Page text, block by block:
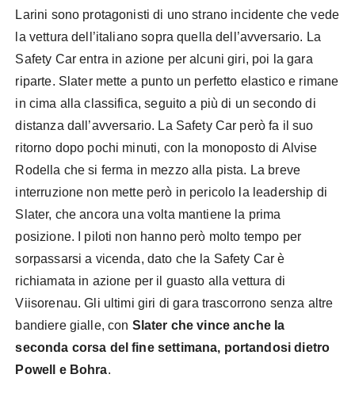
Larini sono protagonisti di uno strano incidente che vede
la vettura dell’italiano sopra quella dell’avversario. La
Safety Car entra in azione per alcuni giri, poi la gara
riparte. Slater mette a punto un perfetto elastico e rimane
in cima alla classifica, seguito a più di un secondo di
distanza dall’avversario. La Safety Car però fa il suo
ritorno dopo pochi minuti, con la monoposto di Alvise
Rodella che si ferma in mezzo alla pista. La breve
interruzione non mette però in pericolo la leadership di
Slater, che ancora una volta mantiene la prima
posizione. I piloti non hanno però molto tempo per
sorpassarsi a vicenda, dato che la Safety Car è
richiamata in azione per il guasto alla vettura di
Viisorenau. Gli ultimi giri di gara trascorrono senza altre
bandiere gialle, con Slater che vince anche la
seconda corsa del fine settimana, portandosi dietro
Powell e Bohra.